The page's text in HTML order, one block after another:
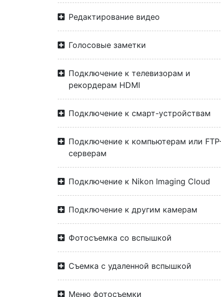
Редактирование видео
Голосовые заметки
Подключение к телевизорам и
рекордерам HDMI
Подключение к смарт-устройствам
Подключение к компьютерам или
серверам
Подключение к Nikon Imaging Cloud
Подключение к другим камерам
Фотосъемка со вспышкой
Съемка с удаленной вспышкой
Меню фотосъемки